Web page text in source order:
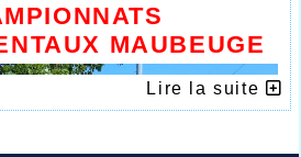
MAUBEUGE
Lire la suite